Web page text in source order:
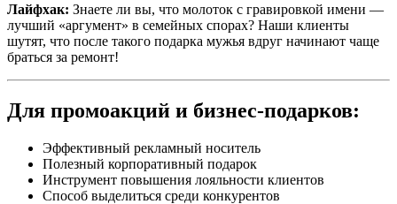
Лайфхак: Знаете ли вы, что молоток с гравировкой имени —
лучший «аргумент» в семейных спорах? Наши клиенты
шутят, что после такого подарка мужья вдруг начинают чаще
браться за ремонт!
Для промоакций и бизнес-подарков:
Эффективный рекламный носитель
Полезный корпоративный подарок
Инструмент повышения лояльности клиентов
Способ выделиться среди конкурентов